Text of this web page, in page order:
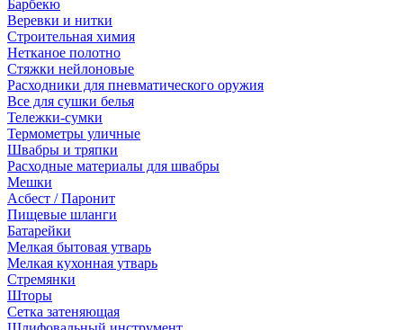
Барбекю
Веревки и нитки
Строительная химия
Нетканое полотно
Стяжки нейлоновые
Расходники для пневматического оружия
Все для сушки белья
Тележки-сумки
Термометры уличные
Швабры и тряпки
Расходные материалы для швабры
Мешки
Асбест / Паронит
Пищевые шланги
Батарейки
Мелкая бытовая утварь
Мелкая кухонная утварь
Стремянки
Шторы
Сетка затеняющая